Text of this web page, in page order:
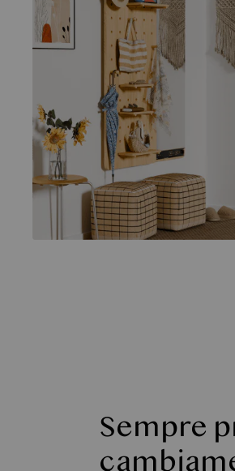
Sempre